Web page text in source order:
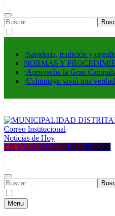
Buscar:
¡Sabiduría, tradición y
NORMAS Y
¡Aprovecha la Gran
¡Uchumayo vivió una
MUNICIPALIDAD DISTRITAL
Construyendo una nueva Historia
Correo Institucional
Noticias de Hoy
EN VIVO DESDE FACEBOOK
Buscar:
Menu